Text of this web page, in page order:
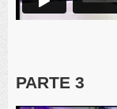
PARTE 3